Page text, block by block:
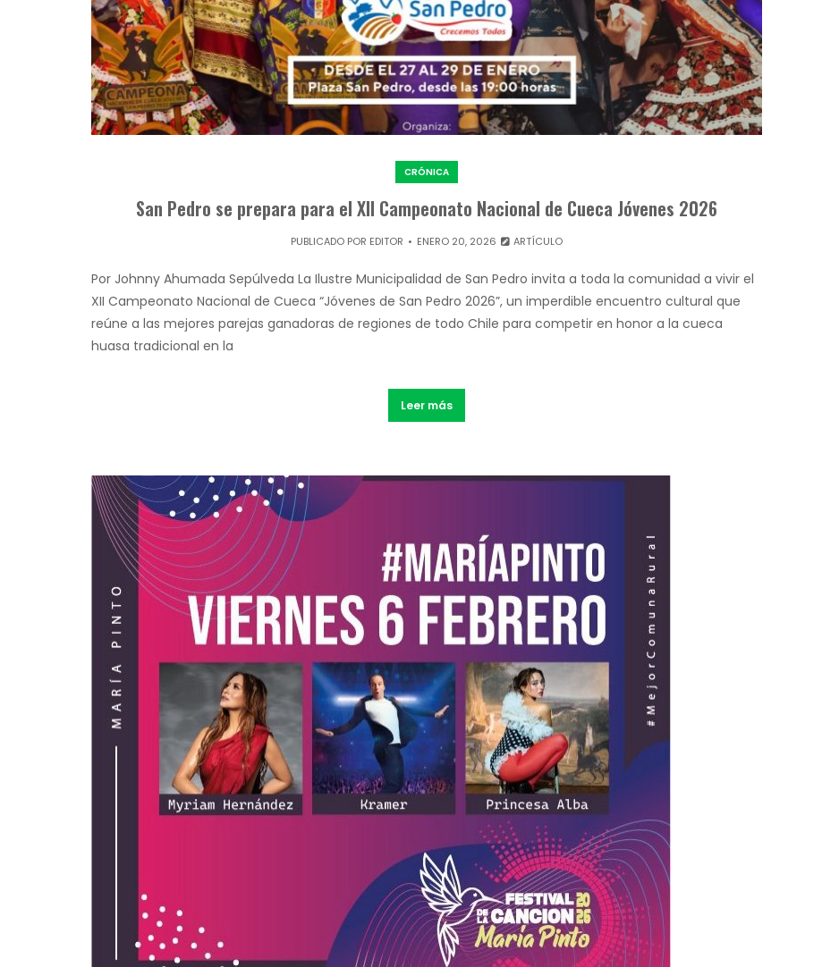
CRÓNICA
San Pedro se prepara para el XII Campeonato Nacional de Cueca Jóvenes 2026
PUBLICADO POR EDITOR ENERO 20, 2026 ARTÍCULO
Por Johnny Ahumada Sepúlveda La Ilustre Municipalidad de San Pedro invita a toda la comunidad a vivir el
XII Campeonato Nacional de Cueca “Jóvenes de San Pedro 2026”, un imperdible encuentro cultural que
reúne a las mejores parejas ganadoras de regiones de todo Chile para competir en honor a la cueca
huasa tradicional en la
Leer más